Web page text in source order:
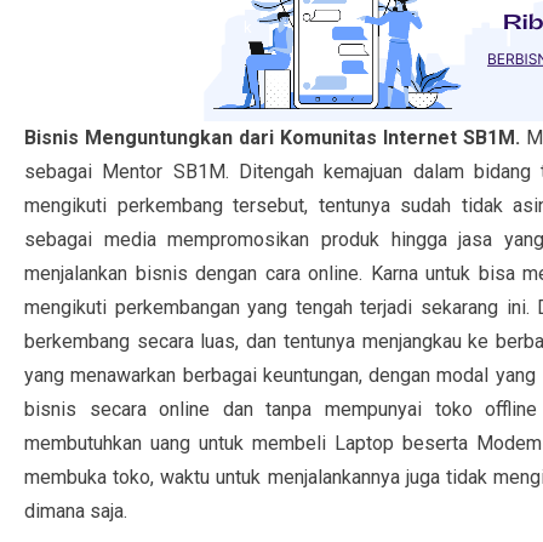
Bisnis Menguntungkan dari Komunitas Internet SB1M.
sebagai Mentor SB1M. Ditengah kemajuan dalam
mengikuti perkembang tersebut, tentunya sudah tidak
sebagai media mempromosikan produk hingga jasa
menjalankan bisnis dengan cara online. Karna untuk bisa
mengikuti perkembangan yang tengah terjadi sekarang
berkembang secara luas, dan tentunya menjangkau ke
yang menawarkan berbagai keuntungan, dengan modal
bisnis secara online dan tanpa mempunyai toko
membutuhkan uang untuk membeli Laptop beserta
membuka toko, waktu untuk menjalankannya juga tidak
dimana saja.